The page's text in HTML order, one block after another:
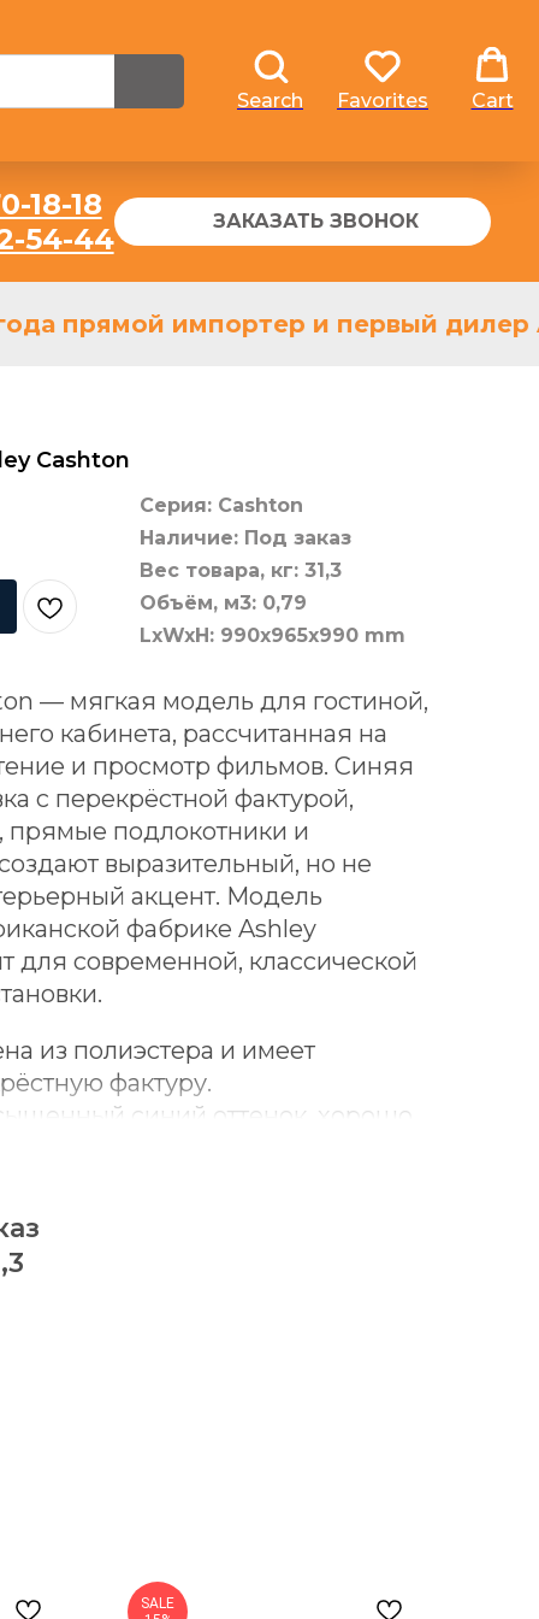
Search
Favorites Cart
18-18
54-44
ЗАКАЗАТЬ ЗВОНОК
прямой импортер и первый дилер
Cashton
Серия: Cashton
Наличие: Под заказ
Вес товара, кг: 31,3
Объём, м3: 0,79
LxWxH: 990x965x990 mm
— мягкая модель для гостиной,
кабинета, рассчитанная на
и просмотр фильмов. Синяя
с перекрёстной фактурой,
подлокотники и
выразительный, но не
акцент. Модель
фабрике Ashley
для современной, классической
из полиэстера и имеет
фактуру.
синий оттенок, хорошо
бежевой, молочной и
соединениями для
а подушка сиденья
SALE